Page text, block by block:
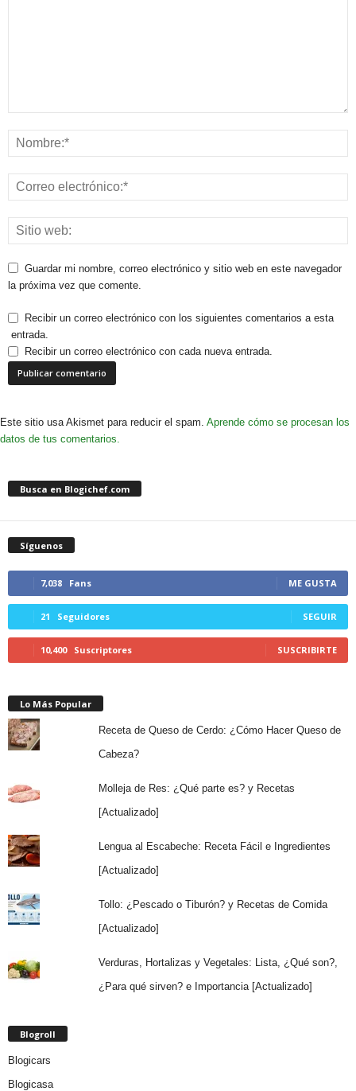
Guardar mi nombre, correo electrónico y sitio web en este navegador
la próxima vez que comente.
Recibir un correo electrónico con los siguientes comentarios a esta
entrada.
Recibir un correo electrónico con cada nueva entrada.
Este sitio usa Akismet para reducir el spam. Aprende cómo se procesan los
datos de tus comentarios.
Busca en Blogichef.com
Síguenos
7,038 Fans ME GUSTA
21 Seguidores SEGUIR
10,400 Suscriptores SUSCRIBIRTE
Lo Más Popular
Receta de Queso de Cerdo: ¿Cómo Hacer Queso de
Cabeza?
Molleja de Res: ¿Qué parte es? y Recetas
[Actualizado]
Lengua al Escabeche: Receta Fácil e Ingredientes
[Actualizado]
Tollo: ¿Pescado o Tiburón? y Recetas de Comida
[Actualizado]
Verduras, Hortalizas y Vegetales: Lista, ¿Qué son?,
¿Para qué sirven? e Importancia [Actualizado]
Blogroll
Blogicars
Blogicasa